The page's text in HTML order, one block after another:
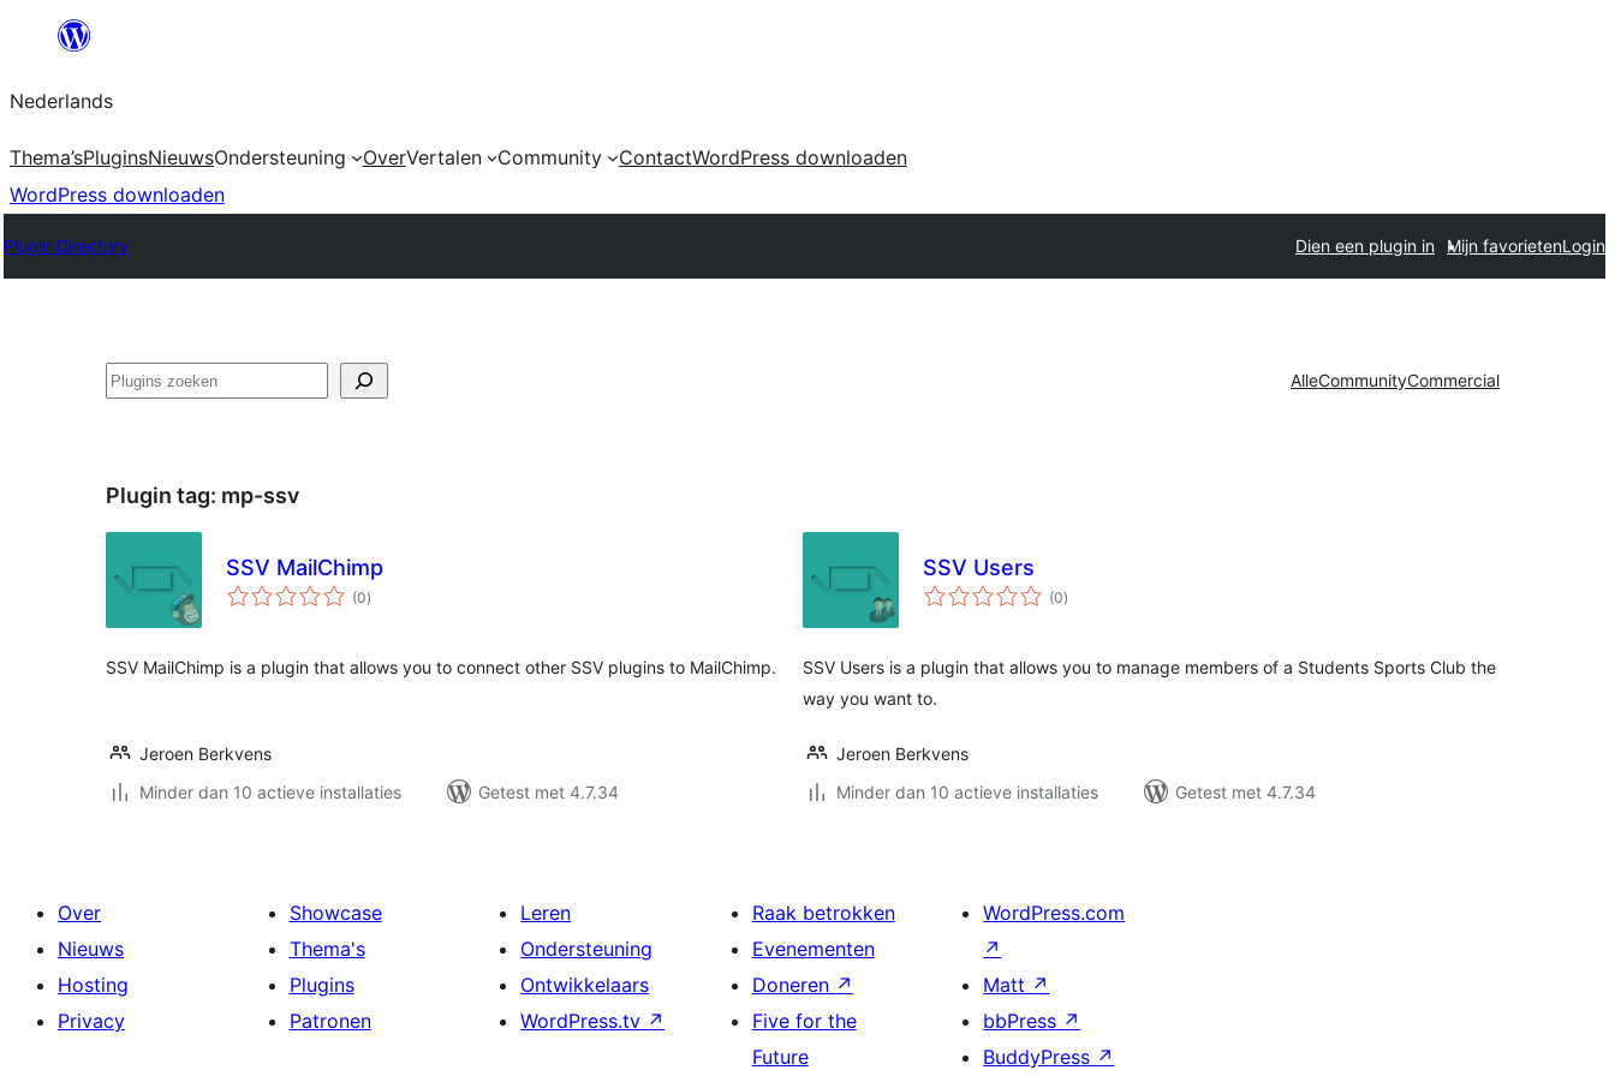
de
inhoud
Nederlands
Thema’sPluginsNieuwsOndersteuning OverVertalen Community ContactWordPress downloaden
WordPress downloaden
Plugin Directory Dien een plugin in Mijn favorietenLogin
Zoeken AlleCommunityCommercial
Plugin tag: mp-ssv
SSV MailChimp
(0totaal
waarderingen
)
SSV MailChimp is a plugin that allows you to connect other SSV plugins to MailChimp.
Jeroen Berkvens
Minder dan 10 actieve installaties
Getest met 4.7.34
SSV Users
(0totaal
waarderingen
)
SSV Users is a plugin that allows you to manage members of a Students Sports Club the
way you want to.
Jeroen Berkvens
Minder dan 10 actieve installaties
Getest met 4.7.34
Over
Nieuws
Hosting
Privacy
Showcase
Thema's
Plugins
Patronen
Leren
Ondersteuning
Ontwikkelaars
WordPress.tv ↗
Raak betrokken
Evenementen
Doneren ↗
Five for the
Future
WordPress.com
↗
Matt ↗
bbPress ↗
BuddyPress ↗